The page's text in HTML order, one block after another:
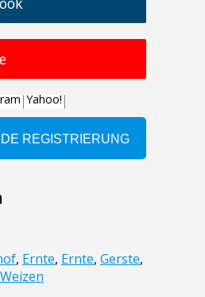
, Ernte, Ernte, Gerste,
Weizen